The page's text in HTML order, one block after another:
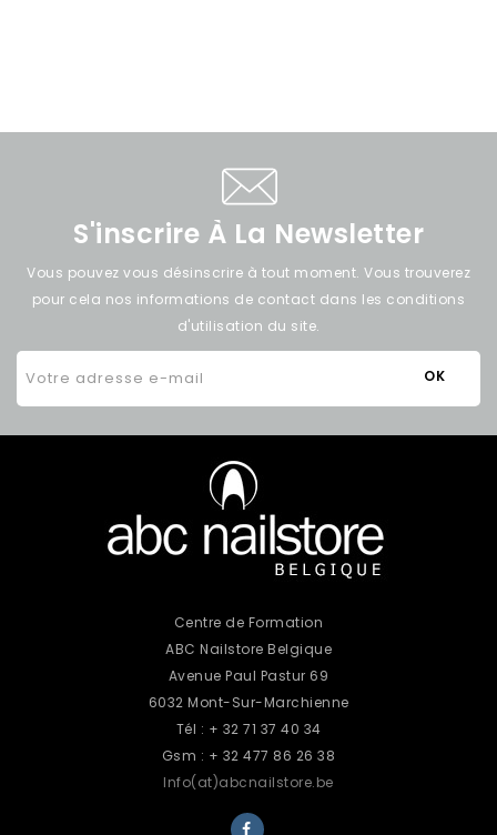
S'inscrire À La Newsletter
Vous pouvez vous désinscrire à tout moment. Vous trouverez
pour cela nos informations de contact dans les conditions
d'utilisation du site.
Centre de Formation
ABC Nailstore Belgique
Avenue Paul Pastur 69
6032 Mont-Sur-Marchienne
Tél : + 32 71 37 40 34
Gsm : + 32 477 86 26 38
Info(at)abcnailstore.be